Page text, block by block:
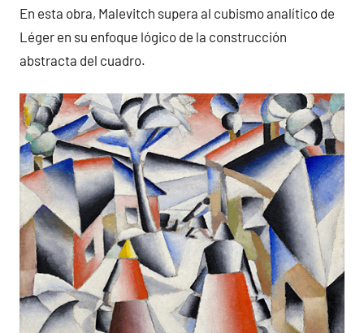
En esta obra, Malevitch supera al cubismo analítico de
Léger en su enfoque lógico de la construcción
abstracta del cuadro.